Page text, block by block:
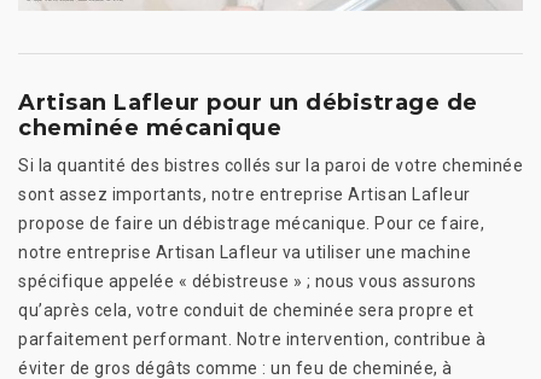
Artisan Lafleur pour un débistrage de
cheminée mécanique
Si la quantité des bistres collés sur la paroi de votre cheminée
sont assez importants, notre entreprise Artisan Lafleur
propose de faire un débistrage mécanique. Pour ce faire,
notre entreprise Artisan Lafleur va utiliser une machine
spécifique appelée « débistreuse » ; nous vous assurons
qu’après cela, votre conduit de cheminée sera propre et
parfaitement performant. Notre intervention, contribue à
éviter de gros dégâts comme : un feu de cheminée, à